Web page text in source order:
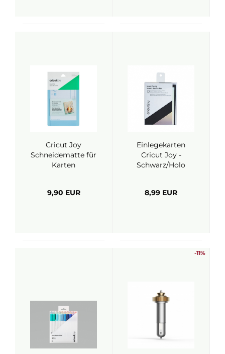
Cricut Joy
Schneidematte für
Karten
9,90 EUR
Einlegekarten
Cricut Joy -
Schwarz/Holo
8,99 EUR
-11%